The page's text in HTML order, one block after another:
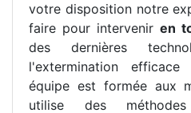
votre disposition notre
faire pour intervenir en
des dernières
l'extermination
équipe est formée aux
utilise des